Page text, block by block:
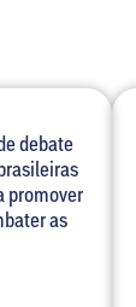
debate
promover
as